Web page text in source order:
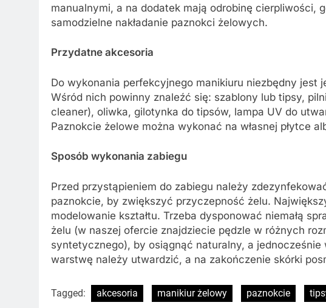
manualnymi, a na dodatek mają odrobinę cierpliwości,
samodzielne nakładanie paznokci żelowych.
Przydatne akcesoria
Do wykonania perfekcyjnego manikiuru niezbędny jest
Wśród nich powinny znaleźć się: szablony lub tipsy,
cleaner), oliwka, gilotynka do tipsów, lampa UV do
Paznokcie żelowe można wykonać na własnej płytce
Sposób wykonania zabiegu
Przed przystąpieniem do zabiegu należy
paznokcie, by zwiększyć przyczepność żelu.
modelowanie kształtu. Trzeba dysponować niemałą
żelu (w naszej ofercie znajdziecie pędzle w różnych
syntetycznego), by osiągnąć naturalny, a jednocześnie
warstwę należy utwardzić, a na zakończenie skórki
Tagged: akcesoria manikiur żelowy paznokcie